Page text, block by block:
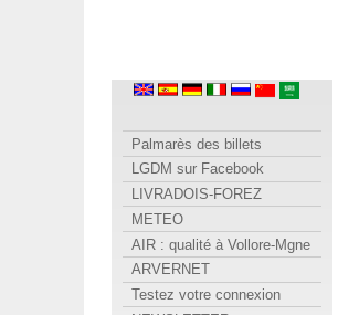
Palmarès des billets
LGDM sur Facebook
LIVRADOIS-FOREZ
METEO
AIR : qualité à Vollore-Mgne
ARVERNET
Testez votre connexion